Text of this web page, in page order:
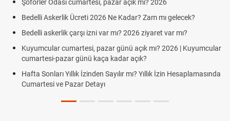
Şöförler Odası cumartesi, pazar açık mı? 2026
Bedelli Askerlik Ücreti 2026 Ne Kadar? Zam mı gelecek?
Bedelli askerlik çarşı izni var mı? 2026 ziyaret var mı?
Kuyumcular cumartesi, pazar günü açık mı? 2026 | Kuyumcular
cumartesi-pazar günü kaça kadar açık?
Hafta Sonları Yıllık İzinden Sayılır mı? Yıllık İzin Hesaplamasında
Cumartesi ve Pazar Detayı